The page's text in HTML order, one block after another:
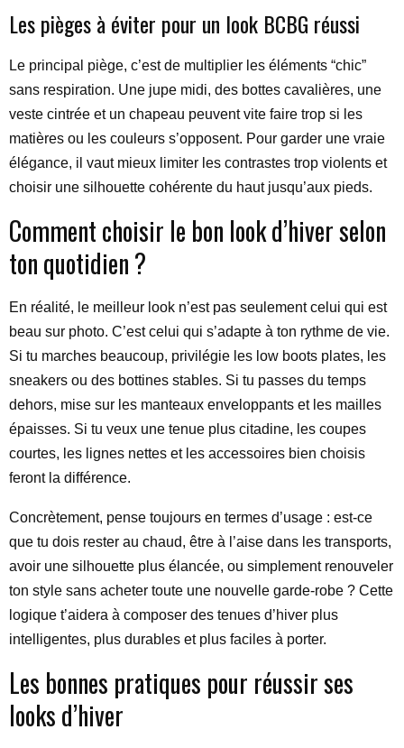
Les pièges à éviter pour un look BCBG réussi
Le principal piège, c’est de multiplier les éléments “chic”
sans respiration. Une jupe midi, des bottes cavalières, une
veste cintrée et un chapeau peuvent vite faire trop si les
matières ou les couleurs s’opposent. Pour garder une vraie
élégance, il vaut mieux limiter les contrastes trop violents et
choisir une silhouette cohérente du haut jusqu’aux pieds.
Comment choisir le bon look d’hiver selon
ton quotidien ?
En réalité, le meilleur look n’est pas seulement celui qui est
beau sur photo. C’est celui qui s’adapte à ton rythme de vie.
Si tu marches beaucoup, privilégie les low boots plates, les
sneakers ou des bottines stables. Si tu passes du temps
dehors, mise sur les manteaux enveloppants et les mailles
épaisses. Si tu veux une tenue plus citadine, les coupes
courtes, les lignes nettes et les accessoires bien choisis
feront la différence.
Concrètement, pense toujours en termes d’usage : est-ce
que tu dois rester au chaud, être à l’aise dans les transports,
avoir une silhouette plus élancée, ou simplement renouveler
ton style sans acheter toute une nouvelle garde-robe ? Cette
logique t’aidera à composer des tenues d’hiver plus
intelligentes, plus durables et plus faciles à porter.
Les bonnes pratiques pour réussir ses
looks d’hiver